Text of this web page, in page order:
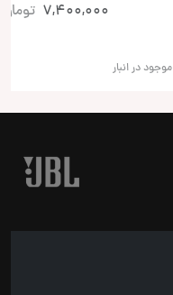
7,400,000 تومان
موجود در انبار